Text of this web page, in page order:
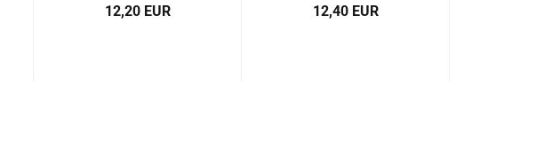
12,20 EUR 12,40 EUR